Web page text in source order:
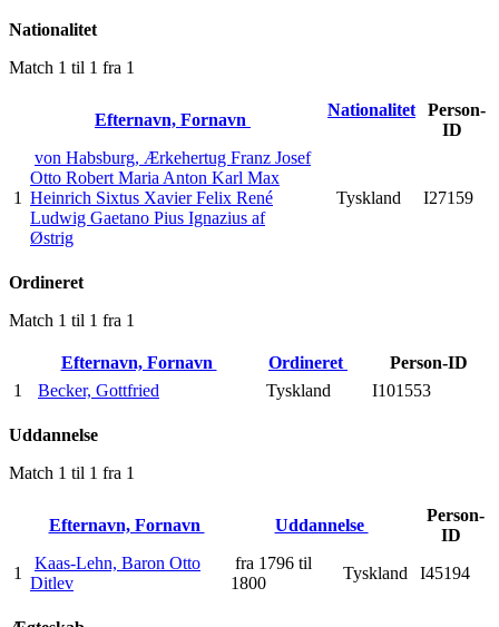
Nationalitet
Match 1 til 1 fra 1
Efternavn, Fornavn
Nationalitet
Person-
ID
1
von Habsburg, Ærkehertug Franz Josef
Otto Robert Maria Anton Karl Max
Heinrich Sixtus Xavier Felix René
Ludwig Gaetano Pius Ignazius af
Østrig
Tyskland I27159
Ordineret
Match 1 til 1 fra 1
Efternavn, Fornavn Ordineret
Person-ID
1
Becker, Gottfried Tyskland I101553
Uddannelse
Match 1 til 1 fra 1
Efternavn, Fornavn Uddannelse
Person-
ID
1
Kaas-Lehn, Baron Otto
Ditlev
fra 1796 til
1800
Tyskland I45194